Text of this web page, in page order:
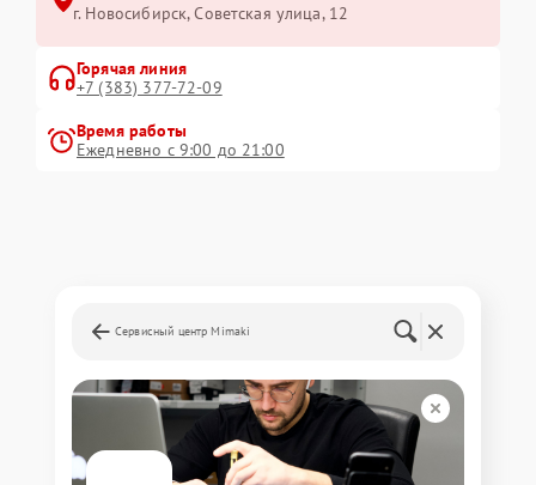
г. Новосибирск, Советская улица, 12
Горячая линия
+7 (383) 377-72-09
Время работы
Ежедневно с 9:00 до 21:00
Сервисный центр Mimaki